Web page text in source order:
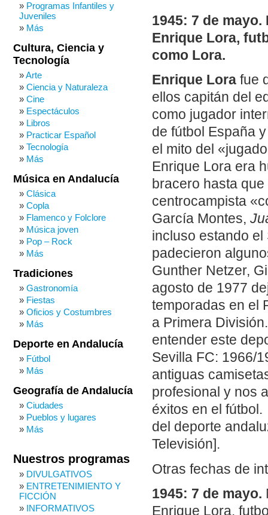
1945: 7 de
Enrique Lora,
como Lora.
Enrique Lora fue
ellos capitán del
como jugador
de fútbol España
el mito del
Enrique Lora era
bracero hasta
centrocampista
García Montes,
incluso estando
padecieron
Gunther Netzer,
agosto de 1977
temporadas en el
a Primera
entender este
Sevilla FC: 1966/
antiguas
profesional y nos
éxitos en el
del deporte
Televisión].
Otras fechas de
1945: 7 de mayo.
Enrique Lora,
Programas Infantiles y
Juveniles
Más
Cultura, Ciencia y
Tecnología
Arte
Ciencia y Naturaleza
Cine
Espectáculos
Libros
Practicar Español
Tecnología
Más
Música en Andalucía
Clásica
Copla
Flamenco y Folclore
Música joven
Pop – Rock
Más
Tradiciones
Gastronomía
Fiestas
Oficios y Costumbres
Más
Deporte en Andalucía
Fútbol
Más
Geografía de Andalucía
Ciudades
Pueblos y lugares
Más
Nuestros programas
DIVULGATIVOS
ENTRETENIMIENTO Y
FICCIÓN
INFORMATIVOS